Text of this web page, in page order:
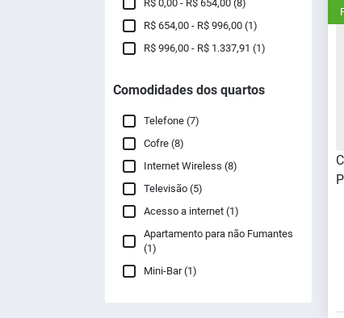
R$ 0,00 - R$ 654,00 (8)
R$ 654,00 - R$ 996,00 (1)
R$ 996,00 - R$ 1.337,91 (1)
Comodidades dos quartos
Telefone (7)
Cofre (8)
Internet Wireless (8)
Televisão (5)
Acesso a internet (1)
Apartamento para não Fumantes
(1)
Mini-Bar (1)